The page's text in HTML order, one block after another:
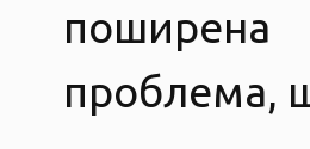
поширена
проблема,